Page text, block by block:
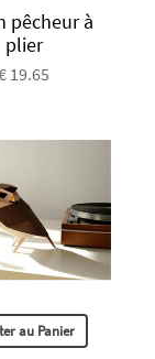
pêcheur à
plier
19.65
au Panier